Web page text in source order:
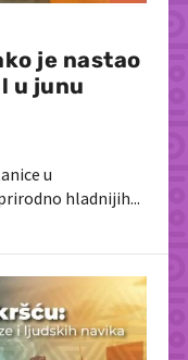
je nastao
u junu
u
hladnijih...